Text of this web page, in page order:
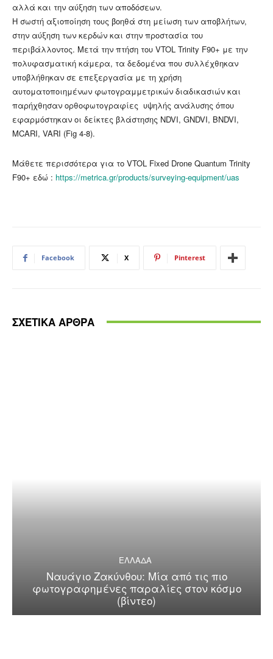
αλλά και την αύξηση των αποδόσεων.
Η σωστή αξιοποίηση τους βοηθά στη μείωση των αποβλήτων,
στην αύξηση των κερδών και στην προστασία του
περιβάλλοντος. Μετά την πτήση του VTOL Trinity F90+ με την
πολυφασματική κάμερα, τα δεδομένα που συλλέχθηκαν
υποβλήθηκαν σε επεξεργασία με τη χρήση
αυτοματοποιημένων φωτογραμμετρικών διαδικασιών και
παρήχθησαν ορθοφωτογραφίες υψηλής ανάλυσης όπου
εφαρμόστηκαν οι δείκτες βλάστησης NDVI, GNDVI, BNDVI,
MCARI, VARI (Fig 4-8).
Μάθετε περισσότερα για το VTOL Fixed Drone Quantum Trinity
F90+ εδώ : https://metrica.gr/products/surveying-equipment/uas
Facebook X Pinterest
ΣΧΕΤΙΚΑ ΑΡΘΡΑ
ΕΛΛΑΔΑ
Ναυάγιο Ζακύνθου: Μία από τις πιο
φωτογραφημένες παραλίες στον κόσμο
(βίντεο)